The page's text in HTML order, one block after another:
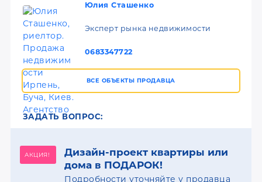
Юлия Сташенко
Эксперт рынка недвижимости
0683347722
ВСЕ ОБЪЕКТЫ ПРОДАВЦА
ЗАДАТЬ ВОПРОС:
АКЦИЯ!
Дизайн-проект квартиры или
дома в ПОДАРОК!
Подробности уточняйте у продавца